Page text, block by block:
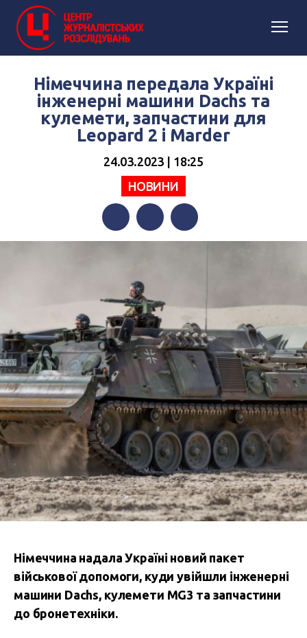
Німеччина передала Україні
інженерні машини Dachs та
кулемети, запчастини для
Leopard 2 і Marder
24.03.2023 | 18:25
НОВИНИ
FacebookTwitterTelegram
Німеччина надала Україні новий пакет
військової допомоги, куди увійшли інженерні
машини Dachs, кулемети MG3 та запчастини
до бронетехніки.